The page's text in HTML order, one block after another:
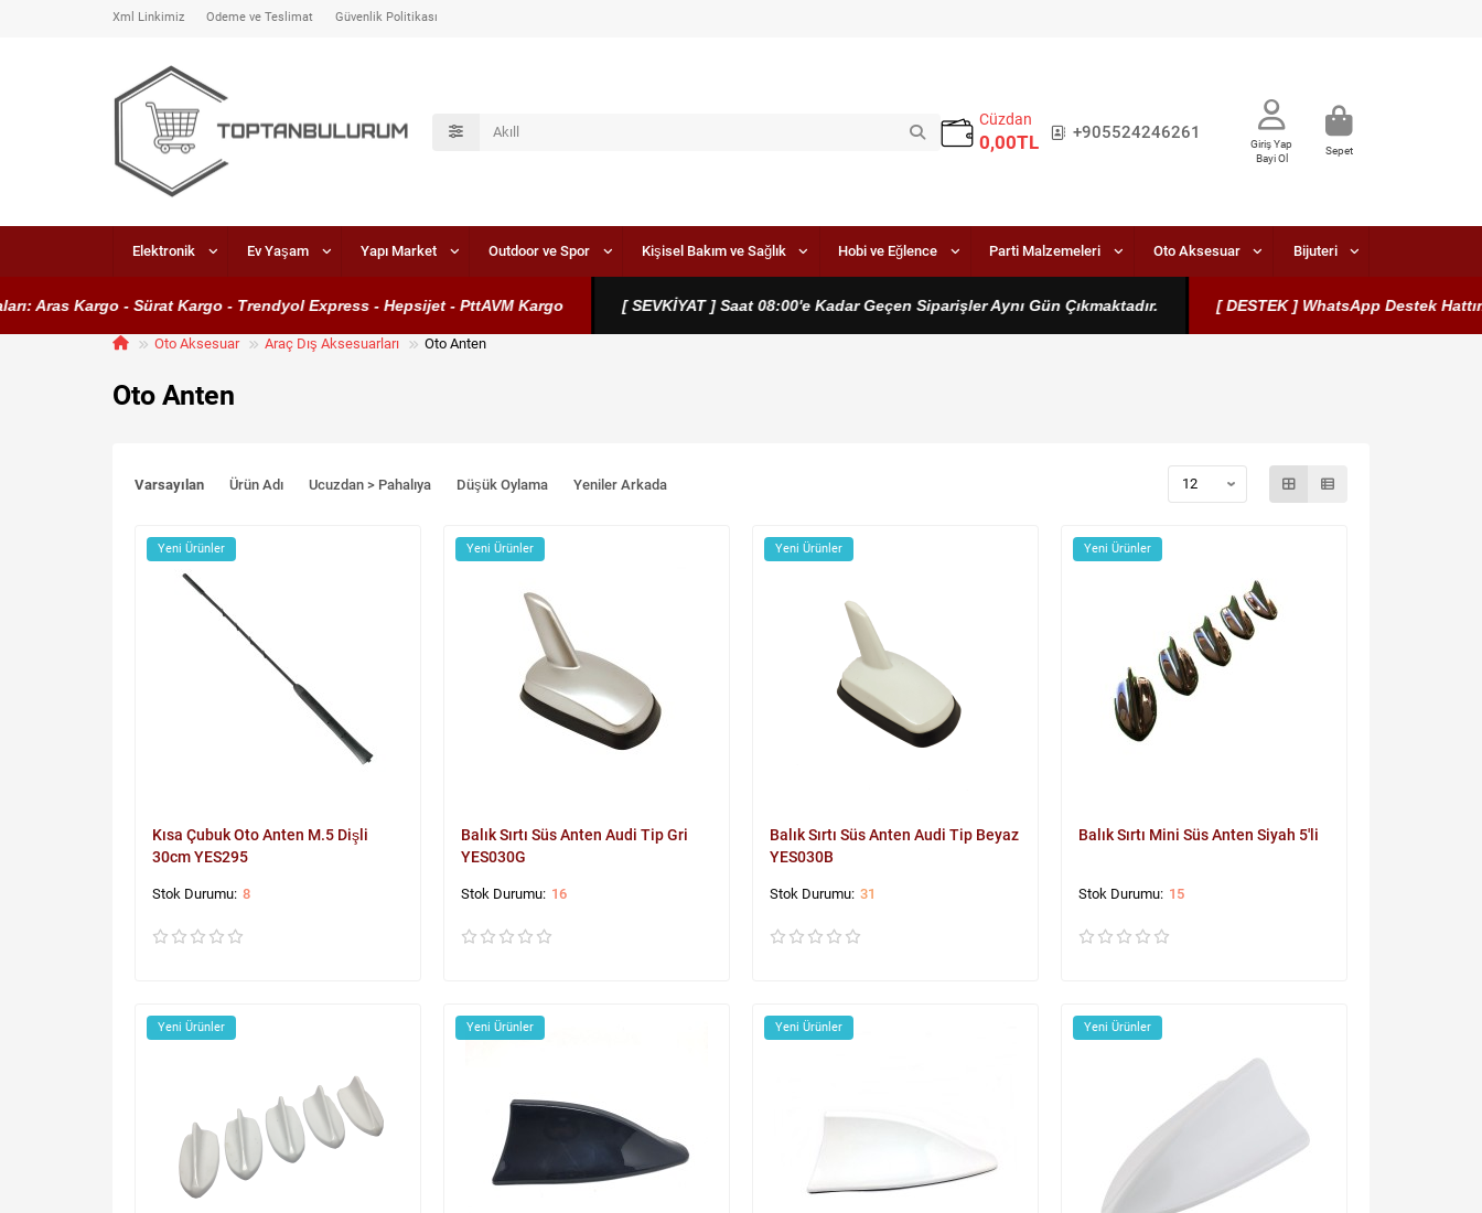
Xml Linkimiz Ödeme ve Teslimat Güvenlik Politikası
Cüzdan
0,00TL +905524246261
Giriş Yap
Bayi Ol
Sepet
Elektronik Ev Yaşam Yapı Market Outdoor ve Spor Kişisel Bakım ve Sağlık Hobi ve Eğlence Parti Malzemeleri Oto Aksesuar Bijuteri
Kargo - Sürat Kargo - Trendyol Express - Hepsijet - PttAVM Kargo [ SEVKİYAT ] Saat 08:00'e Kadar Geçen Siparişler Aynı Gün Çıkmaktadır. [ DESTEK ] WhatsApp Destek Hattımız
Oto Aksesuar Araç Dış Aksesuarları Oto Anten
Oto Anten
Varsayılan Ürün Adı Ucuzdan > Pahalıya Düşük Oylama Yeniler Arkada
Yeni Ürünler
Kısa Çubuk Oto Anten M.5 Dişli
30cm YES295
8
Yeni Ürünler
Balık Sırtı Süs Anten Audi Tip Gri
YES030G
16
Yeni Ürünler
Balık Sırtı Süs Anten Audi Tip Beyaz
YES030B
31
Yeni Ürünler
Balık Sırtı Mini Süs Anten Siyah 5'li
15
Yeni Ürünler Yeni Ürünler Yeni Ürünler Yeni Ürünler